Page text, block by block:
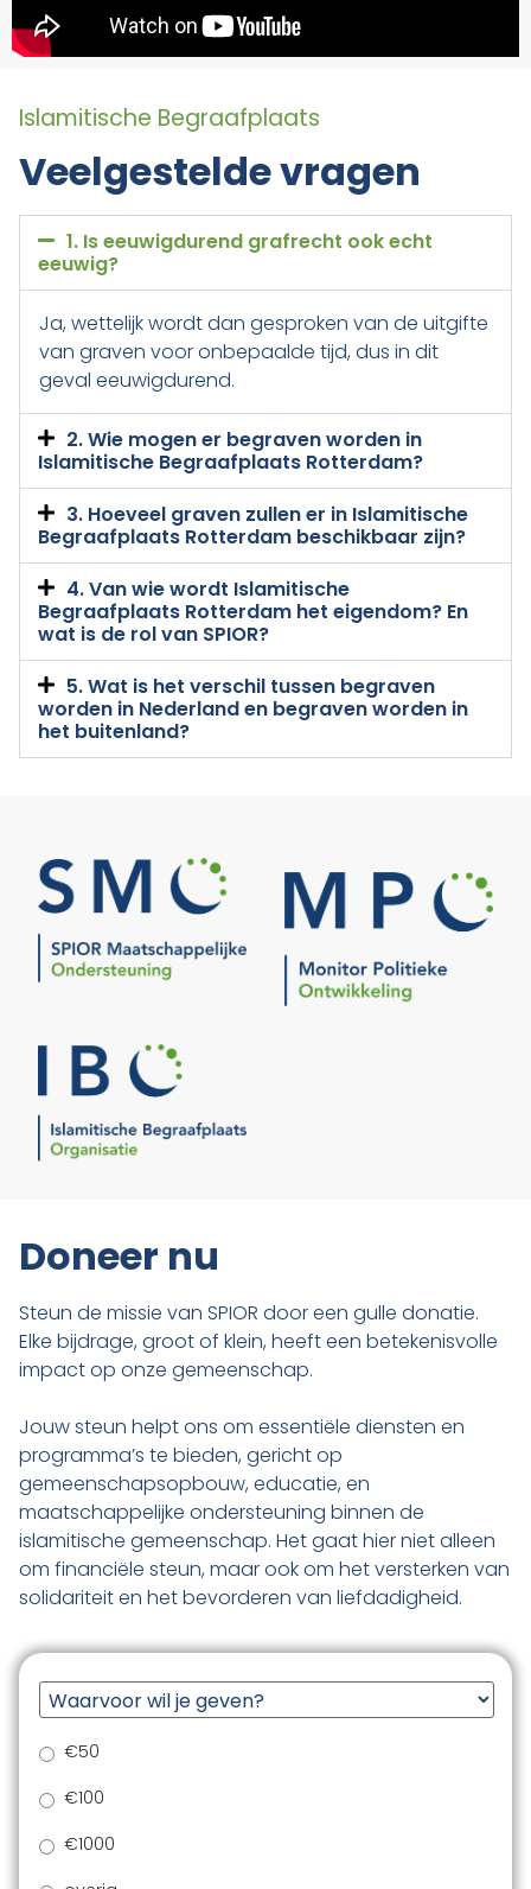
Islamitische Begraafplaats
Veelgestelde vragen
1. Is eeuwigdurend grafrecht ook echt
eeuwig?
Ja, wettelijk wordt dan gesproken van de uitgifte
van graven voor onbepaalde tijd, dus in dit
geval eeuwigdurend.
2. Wie mogen er begraven worden in
Islamitische Begraafplaats Rotterdam?
3. Hoeveel graven zullen er in Islamitische
Begraafplaats Rotterdam beschikbaar zijn?
4. Van wie wordt Islamitische
Begraafplaats Rotterdam het eigendom? En
wat is de rol van SPIOR?
5. Wat is het verschil tussen begraven
worden in Nederland en begraven worden in
het buitenland?
Doneer nu
Steun de missie van SPIOR door een gulle donatie.
Elke bijdrage, groot of klein, heeft een betekenisvolle
impact op onze gemeenschap.
Jouw steun helpt ons om essentiële diensten en
programma’s te bieden, gericht op
gemeenschapsopbouw, educatie, en
maatschappelijke ondersteuning binnen de
islamitische gemeenschap. Het gaat hier niet alleen
om financiële steun, maar ook om het versterken van
solidariteit en het bevorderen van liefdadigheid.
€50
€100
€1000